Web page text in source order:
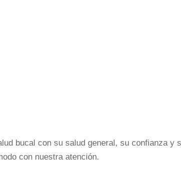
bucal con su salud general, su confianza
con nuestra atención.